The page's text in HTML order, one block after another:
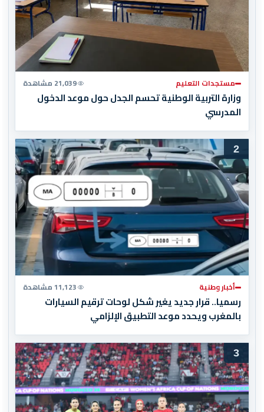
مستجدات التعليم 21,039 مشاهدة
وزارة التربية الوطنية تحسم الجدل حول موعد الدخول
المدرسي
2
أخبار وطنية 11,123 مشاهدة
رسميا.. قرار جديد يغير شكل لوحات ترقيم السيارات
بالمغرب ويحدد موعد التطبيق الإلزامي
3